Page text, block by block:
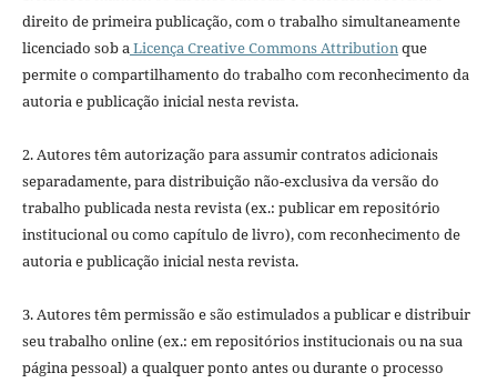
direito de primeira publicação, com o trabalho simultaneamente
licenciado sob aLicença Creative Commons Attributionque
permite o compartilhamento do trabalho com reconhecimento da
autoria e publicação inicial nesta revista.
2. Autores têm autorização para assumir contratos adicionais
separadamente, para distribuição não-exclusiva da versão do
trabalho publicada nesta revista (ex.: publicar em repositório
institucional ou como capítulo de livro), com reconhecimento de
autoria e publicação inicial nesta revista.
3. Autores têm permissão e são estimulados a publicar e distribuir
seu trabalho online (ex.: em repositórios institucionais ou na sua
página pessoal) a qualquer ponto antes ou durante o processo